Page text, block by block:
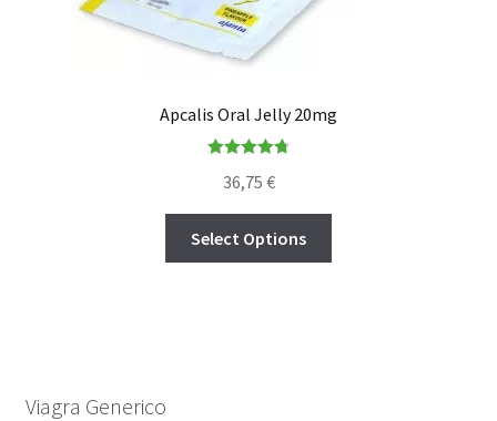
Apcalis Oral Jelly 20mg
out of 5
36,75 €
Select Options
Viagra Generico